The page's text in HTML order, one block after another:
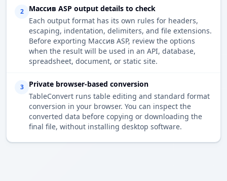
2
Массив ASP output details to check
Each output format has its own rules for headers,
escaping, indentation, delimiters, and file extensions.
Before exporting Массив ASP, review the options
when the result will be used in an API, database,
spreadsheet, document, or static site.
3
Private browser-based conversion
TableConvert runs table editing and standard format
conversion in your browser. You can inspect the
converted data before copying or downloading the
final file, without installing desktop software.